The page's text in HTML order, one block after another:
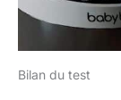
Bilan du test